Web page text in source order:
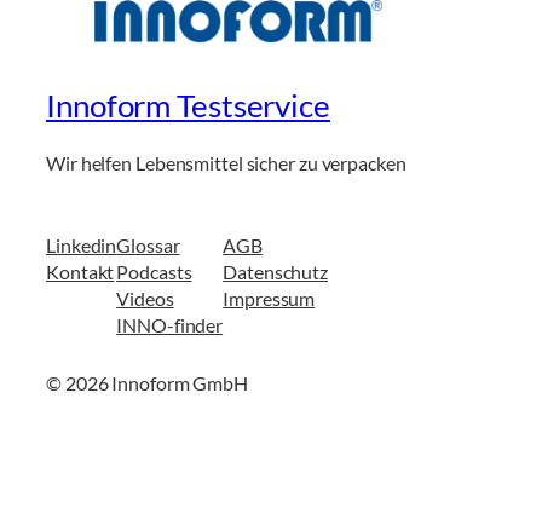
Innoform Testservice
Wir helfen Lebensmittel sicher zu verpacken
Linkedin
Kontakt
Glossar
Podcasts
Videos
INNO-finder
AGB
Datenschutz
Impressum
© 2026 Innoform GmbH